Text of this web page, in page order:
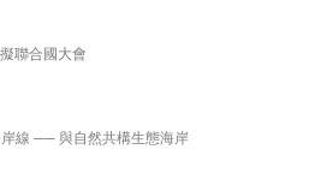
聯合國大會
線 ── 與自然共構生態海岸